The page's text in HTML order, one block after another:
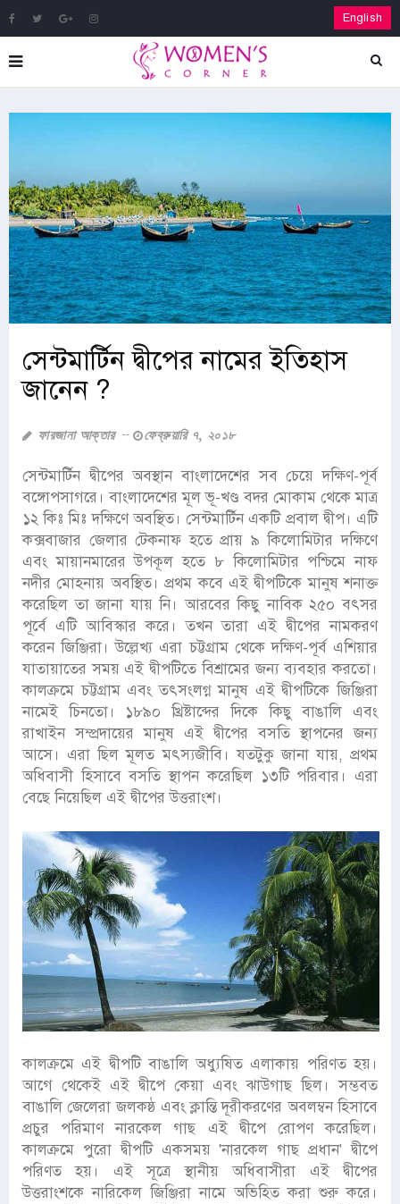
English
সেন্টমার্টিন দ্বীপের নামের ইতিহাস
জানেন ?
ফারজানা আক্তার ফেব্রুয়ারি ৭, ২০১৮
সেন্টমার্টিন দ্বীপের অবস্থান বাংলাদেশের সব চেয়ে দক্ষিণ-পূর্ব
বঙ্গোপসাগরে। বাংলাদেশের মূল ভূ-খণ্ড বদর মোকাম থেকে মাত্র
১২ কিঃ মিঃ দক্ষিণে অবস্থিত। সেন্টমার্টিন একটি প্রবাল দ্বীপ। এটি
কক্সবাজার জেলার টেকনাফ হতে প্রায় ৯ কিলোমিটার দক্ষিণে
এবং মায়ানমারের উপকূল হতে ৮ কিলোমিটার পশ্চিমে নাফ
নদীর মোহনায় অবস্থিত। প্রথম কবে এই দ্বীপটিকে মানুষ শনাক্ত
করেছিল তা জানা যায় নি। আরবের কিছু নাবিক ২৫০ বৎসর
পূর্বে এটি আবিস্কার করে। তখন তারা এই দ্বীপের নামকরণ
করেন জিঞ্জিরা। উল্লেখ্য এরা চট্টগ্রাম থেকে দক্ষিণ-পূর্ব এশিয়ার
যাতায়াতের সময় এই দ্বীপটিতে বিশ্রামের জন্য ব্যবহার করতো।
কালক্রমে চট্টগ্রাম এবং তৎসংলগ্ন মানুষ এই দ্বীপটিকে জিঞ্জিরা
নামেই চিনতো। ১৮৯০ খ্রিষ্টাব্দের দিকে কিছু বাঙালি এবং
রাখাইন সম্প্রদায়ের মানুষ এই দ্বীপের বসতি স্থাপনের জন্য
আসে। এরা ছিল মূলত মৎস্যজীবি। যতটুকু জানা যায়, প্রথম
অধিবাসী হিসাবে বসতি স্থাপন করেছিল ১৩টি পরিবার। এরা
বেছে নিয়েছিল এই দ্বীপের উত্তরাংশ।
কালক্রমে এই দ্বীপটি বাঙালি অধ্যুষিত এলাকায় পরিণত হয়।
আগে থেকেই এই দ্বীপে কেয়া এবং ঝাউগাছ ছিল। সম্ভবত
বাঙালি জেলেরা জলকষ্ঠ এবং ক্লান্তি দূরীকরণের অবলম্বন হিসাবে
প্রচুর পরিমাণ নারকেল গাছ এই দ্বীপে রোপণ করেছিল।
কালক্রমে পুরো দ্বীপটি একসময় 'নারকেল গাছ প্রধান' দ্বীপে
পরিণত হয়। এই সূত্রে স্থানীয় অধিবাসীরা এই দ্বীপের
উত্তরাংশকে নারিকেল জিঞ্জিরা নামে অভিহিত করা শুরু করে।